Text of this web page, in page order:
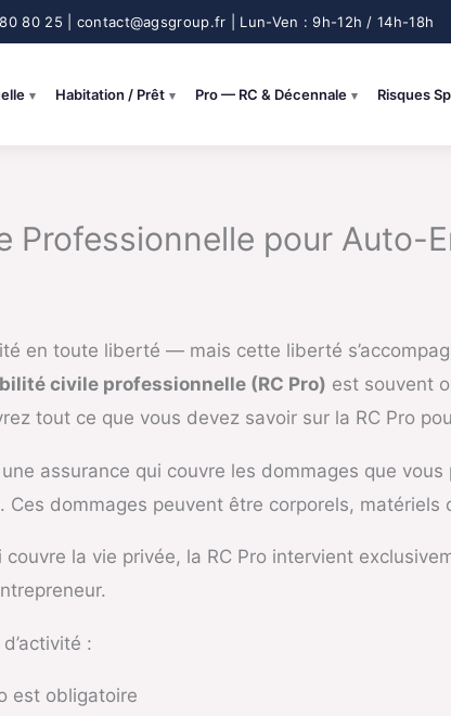
Habitation / Prêt Pro — RC & Décennale Risques
Professionnelle pour Auto-
en toute liberté — mais cette liberté
civile professionnelle (RC Pro) est souvent
tout ce que vous devez savoir sur la RC Pro
une assurance qui couvre les dommages que
dommages peuvent être corporels, matériels
la vie privée, la RC Pro intervient
:
est obligatoire